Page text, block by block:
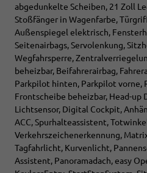
abgedunkelte Scheiben, 21 Zoll
Stoßfänger in Wagenfarbe,
Außenspiegel elektrisch,
Seitenairbags, Servolenkung,
Wegfahrsperre,
beheizbar, Beifahrerairbag,
Parkpilot hinten, Parkpilot vorne,
Frontscheibe beheizbar, Head-up
Lichtsensor, Digital Cockpit,
ACC, Spurhalteassistent,
Verkehrszeichenerkennung,
Tagfahrlicht, Kurvenlicht,
Assistent, Panoramadach, easy